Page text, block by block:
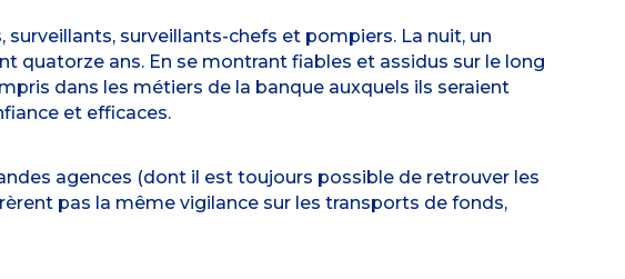
surveillants-chefs et pompiers. La nuit, un
quatorze ans. En se montrant fiables et assidus sur le long
dans les métiers de la banque auxquels ils seraient
et efficaces.
agences (dont il est toujours possible de retrouver les
pas la même vigilance sur les transports de fonds,